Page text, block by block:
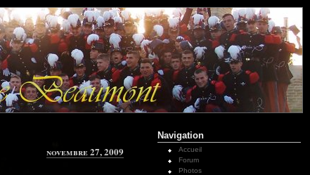
novembre 27, 2009
Navigation
Accueil
Forum
Photos